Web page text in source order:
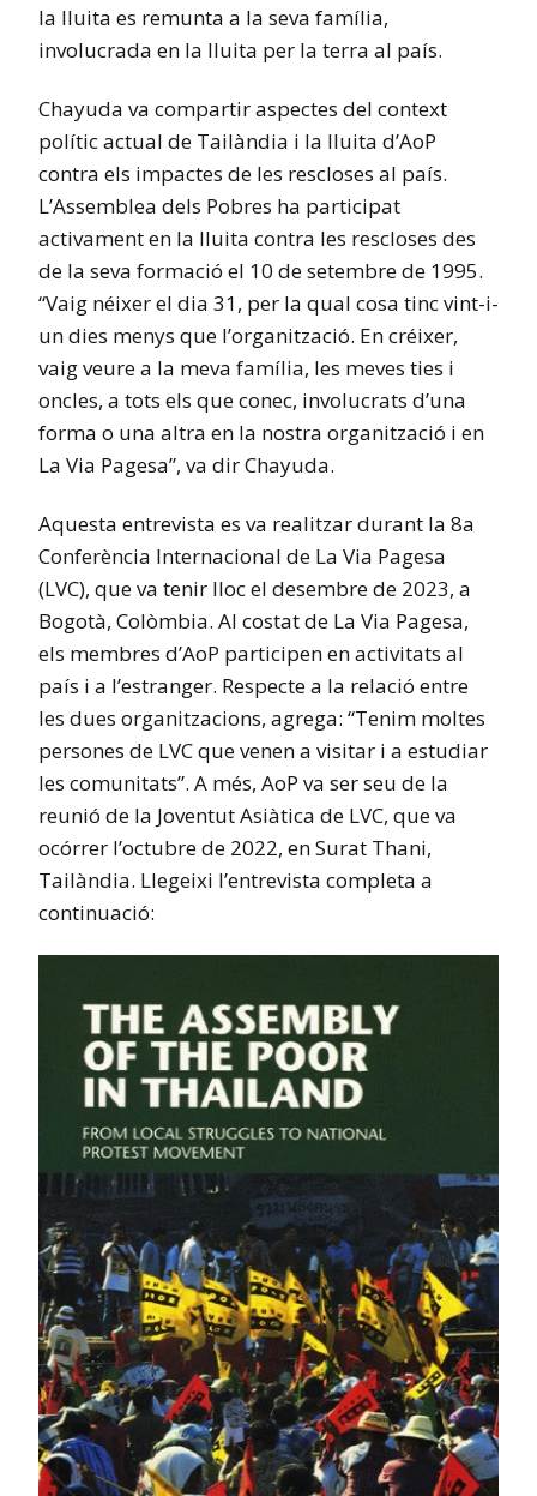
la lluita es remunta a la seva família,
involucrada en la lluita per la terra al país.
Chayuda va compartir aspectes del context
polític actual de Tailàndia i la lluita d’AoP
contra els impactes de les rescloses al país.
L’Assemblea dels Pobres ha participat
activament en la lluita contra les rescloses des
de la seva formació el 10 de setembre de 1995.
“Vaig néixer el dia 31, per la qual cosa tinc vint-i-
un dies menys que l’organització. En créixer,
vaig veure a la meva família, les meves ties i
oncles, a tots els que conec, involucrats d’una
forma o una altra en la nostra organització i en
La Via Pagesa”, va dir Chayuda.
Aquesta entrevista es va realitzar durant la 8a
Conferència Internacional de La Via Pagesa
(LVC), que va tenir lloc el desembre de 2023, a
Bogotà, Colòmbia. Al costat de La Via Pagesa,
els membres d’AoP participen en activitats al
país i a l’estranger. Respecte a la relació entre
les dues organitzacions, agrega: “Tenim moltes
persones de LVC que venen a visitar i a estudiar
les comunitats”. A més, AoP va ser seu de la
reunió de la Joventut Asiàtica de LVC, que va
ocórrer l’octubre de 2022, en Surat Thani,
Tailàndia. Llegeixi l’entrevista completa a
continuació: